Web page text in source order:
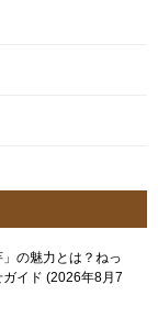
の魅力とは？ねっ
イド 2026年8月7